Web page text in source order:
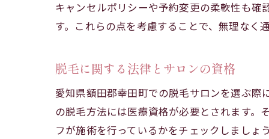
キャンセルポリシーや予約変更の柔軟性も
す。これらの点を考慮することで、無理なく
脱毛に関する法律とサロンの資格
愛知県額田郡幸田町での脱毛サロンを選ぶ
の脱毛方法には医療資格が必要とされます
フが施術を行っているかをチェックしまし